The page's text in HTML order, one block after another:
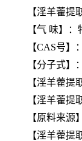
【淫羊藿提
【气 味】：
【CAS号】
【分子式】
【淫羊藿提
【淫羊藿提
【原料来源
【淫羊藿提